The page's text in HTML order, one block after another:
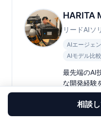
HARITA
リードAIソ
AIエージェ
AIモデル比
最先端のAI
な開発経験
の自動化と
の分野に
実績多数。
相談